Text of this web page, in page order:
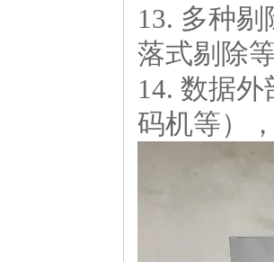
13. 多种
落式剔除
14. 数据
码机等）